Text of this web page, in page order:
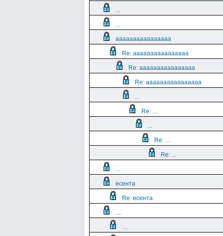
...
...
aaaaaaaaaaaaaaaa
Re: aaaaaaaaaaaaaaaa
Re: aaaaaaaaaaaaaaaa
Re: aaaaaaaaaaaaaaaa
...
Re: ...
...
Re: ...
Re: ...
...
есента
Re: есента
....
....